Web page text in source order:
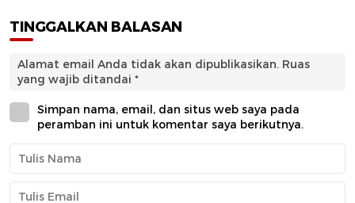
TINGGALKAN BALASAN
Alamat email Anda tidak akan dipublikasikan. Ruas
yang wajib ditandai *
Simpan nama, email, dan situs web saya pada
peramban ini untuk komentar saya berikutnya.